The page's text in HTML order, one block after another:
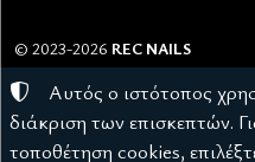
© 2023-2026 REC NAILS
Αριθμός ΓΕΜΗ:145976403000
Όροι χρήσης • Πολιτική
Ρυθμίσεις cookies
Αυτός ο ιστότοπος
διάκριση των επισκεπτών.
τοποθέτηση cookies,